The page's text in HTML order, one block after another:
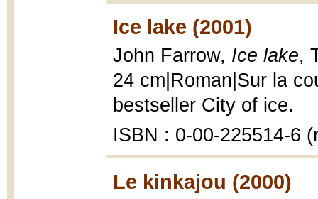
Ice lake (2001)
John Farrow, Ice lake,
24 cm|Roman|Sur la
bestseller City of ice.
ISBN : 0-00-225514-6
Le kinkajou (2000)